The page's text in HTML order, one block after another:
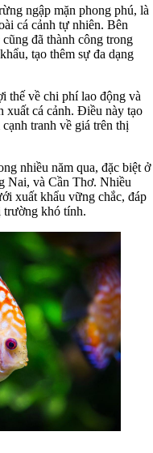
ngập mặn phong phú, là
cá cảnh tự nhiên. Bên
đã thành công trong
tạo thêm sự đa dạng
thế về chi phí lao động và
xuất cá cảnh. Điều này tạo
tranh về giá trên thị
nhiều năm qua, đặc biệt ở
Nai, và Cần Thơ. Nhiều
xuất khẩu vững chắc, đáp
trường khó tính.